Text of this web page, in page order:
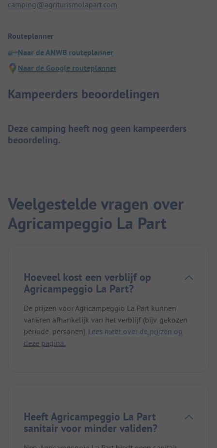
camping@agriturismolapart.com
Routeplanner
Naar de ANWB routeplanner
Naar de Google routeplanner
Kampeerders beoordelingen
Deze camping heeft nog geen kampeerders
beoordeling.
Veelgestelde vragen over
Agricampeggio La Part
Hoeveel kost een verblijf op
Agricampeggio La Part?
De prijzen voor Agricampeggio La Part kunnen
variëren afhankelijk van het verblijf (bijv. gekozen
periode, personen). Lees meer over de prijzen op
deze pagina.
Heeft Agricampeggio La Part
sanitair voor minder validen?